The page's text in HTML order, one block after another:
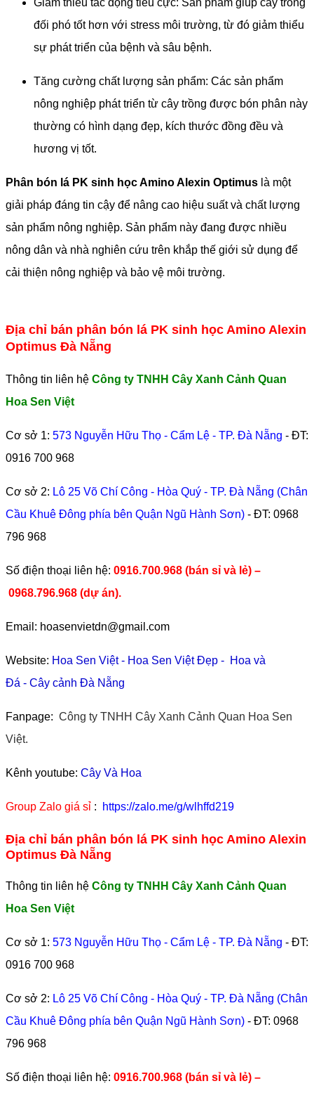
Giảm thiểu tác động tiêu cực: Sản phẩm giúp cây trồng
đối phó tốt hơn với stress môi trường, từ đó giảm thiểu
sự phát triển của bệnh và sâu bệnh.
Tăng cường chất lượng sản phẩm: Các sản phẩm
nông nghiệp phát triển từ cây trồng được bón phân này
thường có hình dạng đẹp, kích thước đồng đều và
hương vị tốt.
Phân bón lá PK sinh học Amino Alexin Optimus là một
giải pháp đáng tin cậy để nâng cao hiệu suất và chất lượng
sản phẩm nông nghiệp. Sản phẩm này đang được nhiều
nông dân và nhà nghiên cứu trên khắp thế giới sử dụng để
cải thiện nông nghiệp và bảo vệ môi trường.
Địa chỉ bán phân bón lá PK sinh học Amino Alexin
Optimus Đà Nẵng
Thông tin liên hệ Công ty TNHH Cây Xanh Cảnh Quan
Hoa Sen Việt
Cơ sở 1: 573 Nguyễn Hữu Thọ - Cẩm Lệ - TP. Đà Nẵng - ĐT:
0916 700 968
Cơ sở 2: Lô 25 Võ Chí Công - Hòa Quý - TP. Đà Nẵng (Chân
Cầu Khuê Đông phía bên Quận Ngũ Hành Sơn) - ĐT: 0968
796 968
​Số điện thoại liên hệ: 0916.700.968 (bán sỉ và lẻ) –
0968.796.968 (dự án).
Email: hoasenvietdn@gmail.com
Website: Hoa Sen Việt- Hoa Sen Việt Đẹp - Hoa và
Đá - Cây cảnh Đà Nẵng
Fanpage: Công ty TNHH Cây Xanh Cảnh Quan Hoa Sen
Việt.
Kênh youtube: Cây Và Hoa
Group Zalo giá sỉ : https://zalo.me/g/wlhffd219
Địa chỉ bán phân bón lá PK sinh học Amino Alexin
Optimus Đà Nẵng
Thông tin liên hệ Công ty TNHH Cây Xanh Cảnh Quan
Hoa Sen Việt
Cơ sở 1: 573 Nguyễn Hữu Thọ - Cẩm Lệ - TP. Đà Nẵng - ĐT:
0916 700 968
Cơ sở 2: Lô 25 Võ Chí Công - Hòa Quý - TP. Đà Nẵng (Chân
Cầu Khuê Đông phía bên Quận Ngũ Hành Sơn) - ĐT: 0968
796 968
​Số điện thoại liên hệ: 0916.700.968 (bán sỉ và lẻ) –